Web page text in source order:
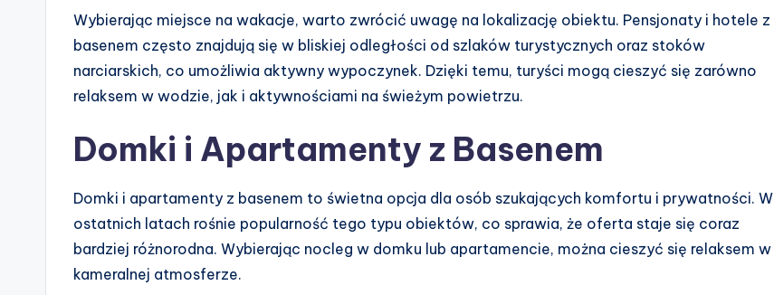
Wybierając miejsce na wakacje, warto zwrócić uwagę na lokalizację obiektu. Pensjonaty i hotele z
basenem często znajdują się w bliskiej odległości od szlaków turystycznych oraz stoków
narciarskich, co umożliwia aktywny wypoczynek. Dzięki temu, turyści mogą cieszyć się zarówno
relaksem w wodzie, jak i aktywnościami na świeżym powietrzu.
Domki i Apartamenty z Basenem
Domki i apartamenty z basenem to świetna opcja dla osób szukających komfortu i prywatności. W
ostatnich latach rośnie popularność tego typu obiektów, co sprawia, że oferta staje się coraz
bardziej różnorodna. Wybierając nocleg w domku lub apartamencie, można cieszyć się relaksem w
kameralnej atmosferze.